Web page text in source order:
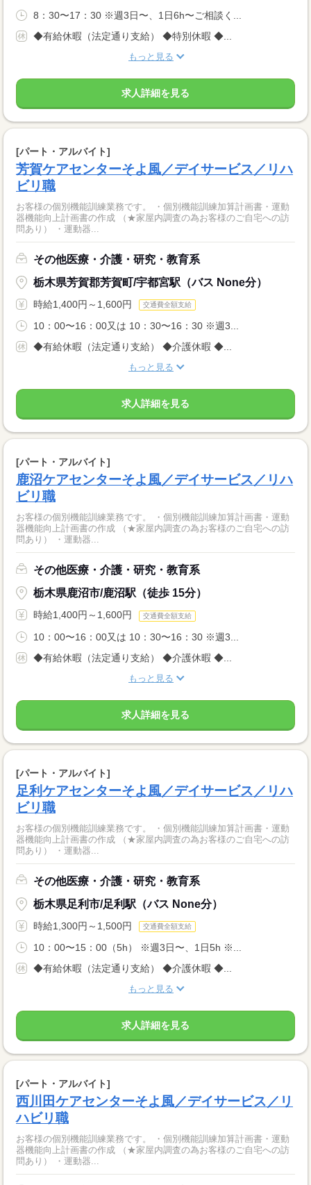
8：30〜17：30 ※週3日〜、1日6h〜ご相談く...
◆有給休暇（法定通り支給） ◆特別休暇 ◆...
もっと見る
求人詳細を見る
[パート・アルバイト]
芳賀ケアセンターそよ風／デイサービス／リハ
ビリ職
お客様の個別機能訓練業務です。 ・個別機能訓練加算計画書・運動
器機能向上計画書の作成 （★家屋内調査の為お客様のご自宅への訪
問あり） ・運動器...
その他医療・介護・研究・教育系
栃木県芳賀郡芳賀町/宇都宮駅（バス None分）
時給1,400円～1,600円 交通費全額支給
10：00〜16：00又は 10：30〜16：30 ※週3...
◆有給休暇（法定通り支給） ◆介護休暇 ◆...
もっと見る
求人詳細を見る
[パート・アルバイト]
鹿沼ケアセンターそよ風／デイサービス／リハ
ビリ職
お客様の個別機能訓練業務です。 ・個別機能訓練加算計画書・運動
器機能向上計画書の作成 （★家屋内調査の為お客様のご自宅への訪
問あり） ・運動器...
その他医療・介護・研究・教育系
栃木県鹿沼市/鹿沼駅（徒歩 15分）
時給1,400円～1,600円 交通費全額支給
10：00〜16：00又は 10：30〜16：30 ※週3...
◆有給休暇（法定通り支給） ◆介護休暇 ◆...
もっと見る
求人詳細を見る
[パート・アルバイト]
足利ケアセンターそよ風／デイサービス／リハ
ビリ職
お客様の個別機能訓練業務です。 ・個別機能訓練加算計画書・運動
器機能向上計画書の作成 （★家屋内調査の為お客様のご自宅への訪
問あり） ・運動器...
その他医療・介護・研究・教育系
栃木県足利市/足利駅（バス None分）
時給1,300円～1,500円 交通費全額支給
10：00〜15：00（5h） ※週3日〜、1日5h ※...
◆有給休暇（法定通り支給） ◆介護休暇 ◆...
もっと見る
求人詳細を見る
[パート・アルバイト]
西川田ケアセンターそよ風／デイサービス／リ
ハビリ職
お客様の個別機能訓練業務です。 ・個別機能訓練加算計画書・運動
器機能向上計画書の作成 （★家屋内調査の為お客様のご自宅への訪
問あり） ・運動器...